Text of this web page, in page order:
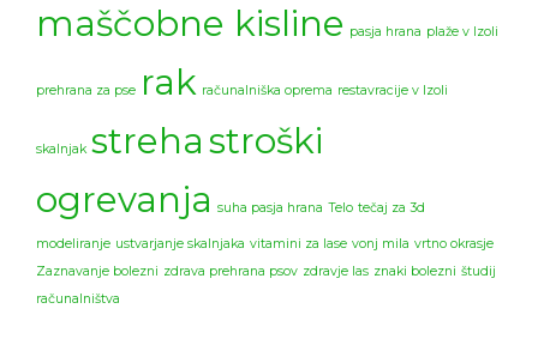
maščobne kisline pasja hrana plaže v Izoli
prehrana za pse rak računalniška oprema restavracije v Izoli
skalnjak streha stroški
ogrevanja suha pasja hrana Telo tečaj za 3d
modeliranje ustvarjanje skalnjaka vitamini za lase vonj mila vrtno okrasje
Zaznavanje bolezni zdrava prehrana psov zdravje las znaki bolezni študij
računalništva